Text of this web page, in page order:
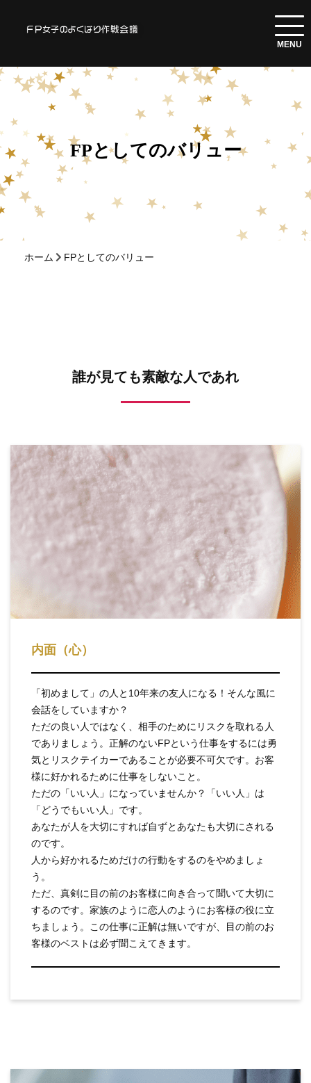
FPとしてのバリュー
ホーム FPとしてのバリュー
誰が見ても素敵な人であれ
内面（心）
「初めまして」の人と10年来の友人になる！そんな風に
会話をしていますか？
ただの良い人ではなく、相手のためにリスクを取れる人
でありましょう。正解のないFPという仕事をするには勇
気とリスクテイカーであることが必要不可欠です。お客
様に好かれるために仕事をしないこと。
ただの「いい人」になっていませんか？「いい人」は
「どうでもいい人」です。
あなたが人を大切にすれば自ずとあなたも大切にされる
のです。
人から好かれるためだけの行動をするのをやめましょ
う。
ただ、真剣に目の前のお客様に向き合って聞いて大切に
するのです。家族のように恋人のようにお客様の役に立
ちましょう。この仕事に正解は無いですが、目の前のお
客様のベストは必ず聞こえてきます。